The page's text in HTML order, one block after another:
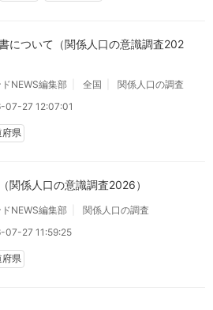
について（関係人口の意識調査202
NEWS編集部 全国
関係人口の調査
07-27 12:07:01
県
関係人口の意識調査2026）
NEWS編集部
関係人口の調査
07-27 11:59:25
県